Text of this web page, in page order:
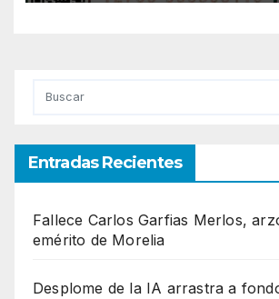
Entradas Recientes
Fallece Carlos Garfias Merlos,
emérito de Morelia
Desplome de la IA arrastra a